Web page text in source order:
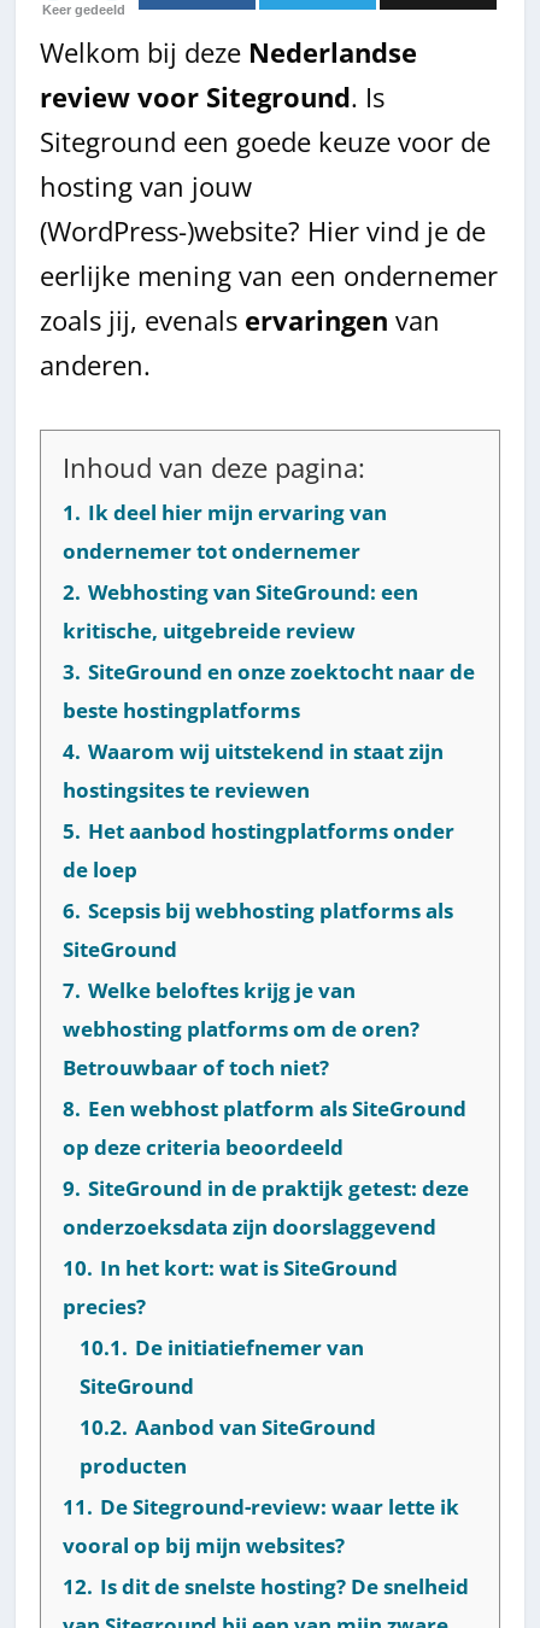
Keer gedeeld
Welkom bij deze Nederlandse
review voor Siteground. Is
Siteground een goede keuze voor de
hosting van jouw
(WordPress-)website? Hier vind je de
eerlijke mening van een ondernemer
zoals jij, evenals ervaringen van
anderen.
Inhoud van deze pagina:
1. Ik deel hier mijn ervaring van
ondernemer tot ondernemer
2. Webhosting van SiteGround: een
kritische, uitgebreide review
3. SiteGround en onze zoektocht naar de
beste hostingplatforms
4. Waarom wij uitstekend in staat zijn
hostingsites te reviewen
5. Het aanbod hostingplatforms onder
de loep
6. Scepsis bij webhosting platforms als
SiteGround
7. Welke beloftes krijg je van
webhosting platforms om de oren?
Betrouwbaar of toch niet?
8. Een webhost platform als SiteGround
op deze criteria beoordeeld
9. SiteGround in de praktijk getest: deze
onderzoeksdata zijn doorslaggevend
10. In het kort: wat is SiteGround
precies?
10.1. De initiatiefnemer van
SiteGround
10.2. Aanbod van SiteGround
producten
11. De Siteground-review: waar lette ik
vooral op bij mijn websites?
12. Is dit de snelste hosting? De snelheid